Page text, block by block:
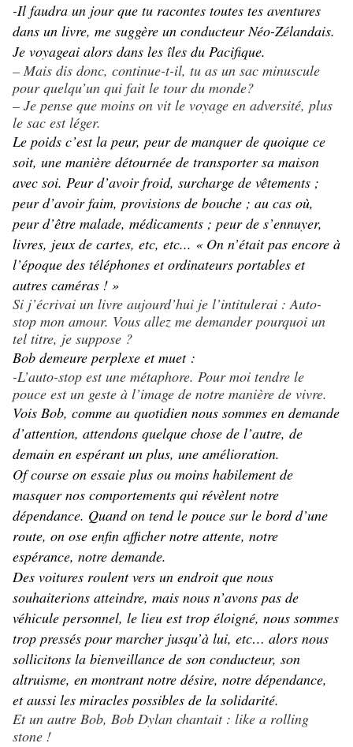
-Il faudra un jour que tu racontes toutes tes aventures
dans un livre, me suggère un conducteur Néo-Zélandais.
Je voyageai alors dans les îles du Pacifique.
– Mais dis donc, continue-t-il, tu as un sac minuscule
pour quelqu’un qui fait le tour du monde?
– Je pense que moins on vit le voyage en adversité, plus
le sac est léger.
Le poids c’est la peur, peur de manquer de quoique ce
soit, une manière détournée de transporter sa maison
avec soi. Peur d’avoir froid, surcharge de vêtements ;
peur d’avoir faim, provisions de bouche ; au cas où,
peur d’être malade, médicaments ; peur de s’ennuyer,
livres, jeux de cartes, etc, etc... « On n’était pas encore à
l’époque des téléphones et ordinateurs portables et
autres caméras ! »
Si j’écrivai un livre aujourd’hui je l’intitulerai : Auto-
stop mon amour. Vous allez me demander pourquoi un
tel titre, je suppose ?
Bob demeure perplexe et muet :
-L’auto-stop est une métaphore. Pour moi tendre le
pouce est un geste à l’image de notre manière de vivre.
Vois Bob, comme au quotidien nous sommes en demande
d’attention, attendons quelque chose de l’autre, de
demain en espérant un plus, une amélioration.
Of course on essaie plus ou moins habilement de
masquer nos comportements qui révèlent notre
dépendance. Quand on tend le pouce sur le bord d’une
route, on ose enfin afficher notre attente, notre
espérance, notre demande.
Des voitures roulent vers un endroit que nous
souhaiterions atteindre, mais nous n’avons pas de
véhicule personnel, le lieu est trop éloigné, nous sommes
trop pressés pour marcher jusqu’à lui, etc… alors nous
sollicitons la bienveillance de son conducteur, son
altruisme, en montrant notre désire, notre dépendance,
et aussi les miracles possibles de la solidarité.
Et un autre Bob, Bob Dylan chantait : like a rolling
stone !